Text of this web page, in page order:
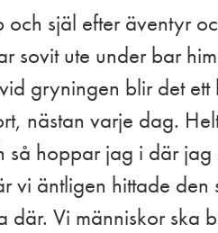
själ efter äventyr
sovit ute under bar
gryningen blir det
nästan varje dag.
hoppar jag i där jag
vi äntligen hittade
Vi människor ska